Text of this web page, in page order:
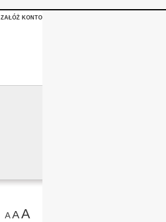
ZAŁÓŻ KONTO
AAA